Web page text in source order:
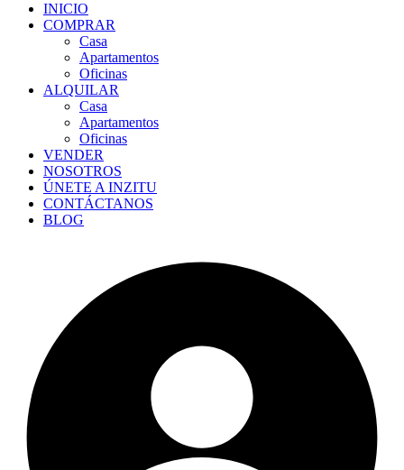
INICIO
COMPRAR
Casa
Apartamentos
Oficinas
ALQUILAR
Casa
Apartamentos
Oficinas
VENDER
NOSOTROS
ÚNETE A INZITU
CONTÁCTANOS
BLOG